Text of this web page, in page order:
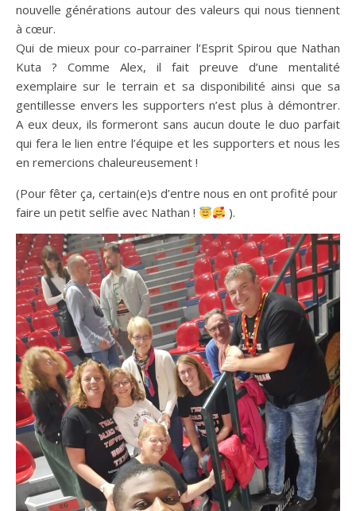
nouvelle générations autour des valeurs qui nous tiennent
à cœur.
Qui de mieux pour co-parrainer l’Esprit Spirou que Nathan
Kuta ? Comme Alex, il fait preuve d’une mentalité
exemplaire sur le terrain et sa disponibilité ainsi que sa
gentillesse envers les supporters n’est plus à démontrer.
A eux deux, ils formeront sans aucun doute le duo parfait
qui fera le lien entre l’équipe et les supporters et nous les
en remercions chaleureusement !
(Pour fêter ça, certain(e)s d’entre nous en ont profité pour
faire un petit selfie avec Nathan !
).